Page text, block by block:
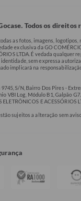
Todos os direitos
as fotos, imagens, logotipos,
exclusiva da GO
LTDA. É vedada qualquer
sem expressa
implicará na
S/N, Bairro Dos Pires -
VBI Log, Módulo B1, Galpão
ELETRÔNICOS E ACESSÓRIOS
sujeitos a alteração sem